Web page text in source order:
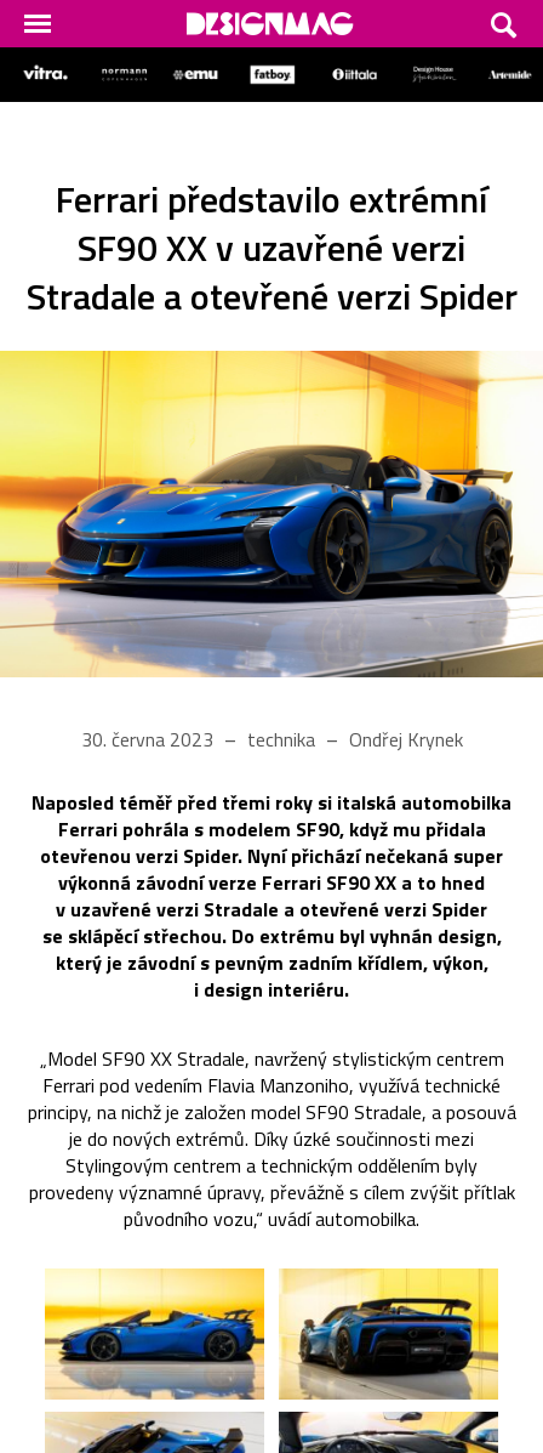
Ferrari představilo extrémní
SF90 XX v uzavřené verzi
Stradale a otevřené verzi Spider
30. června 2023 technika Ondřej Krynek
Naposled téměř před třemi roky si italská automobilka
Ferrari pohrála s modelem SF90, když mu přidala
otevřenou verzi Spider. Nyní přichází nečekaná super
výkonná závodní verze Ferrari SF90 XX a to hned
v uzavřené verzi Stradale a otevřené verzi Spider
se sklápěcí střechou. Do extrému byl vyhnán design,
který je závodní s pevným zadním křídlem, výkon,
i design interiéru.
„Model SF90 XX Stradale, navržený stylistickým centrem
Ferrari pod vedením Flavia Manzoniho, využívá technické
principy, na nichž je založen model SF90 Stradale, a posouvá
je do nových extrémů. Díky úzké součinnosti mezi
Stylingovým centrem a technickým oddělením byly
provedeny významné úpravy, převážně s cílem zvýšit přítlak
původního vozu,“ uvádí automobilka.